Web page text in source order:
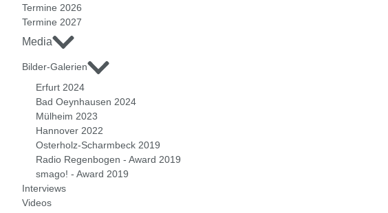
Termine 2026
Termine 2027
Media
Bilder-Galerien
Erfurt 2024
Bad Oeynhausen 2024
Mülheim 2023
Hannover 2022
Osterholz-Scharmbeck 2019
Radio Regenbogen - Award 2019
smago! - Award 2019
Interviews
Videos